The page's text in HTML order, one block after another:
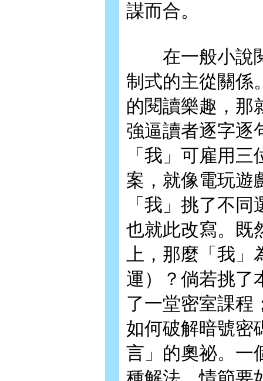
謀而合。
在一般小說閱
制式的主從關係
的閱讀樂趣，那
強逼讀者逐字逐
「我」可雇用
案，就像電玩遊
「我」挑了不
也就此改寫。既
上，那麼「我」
運）？倘若挑了
了一堂密室課程
如何破解暗號密
言」的奧祕。一